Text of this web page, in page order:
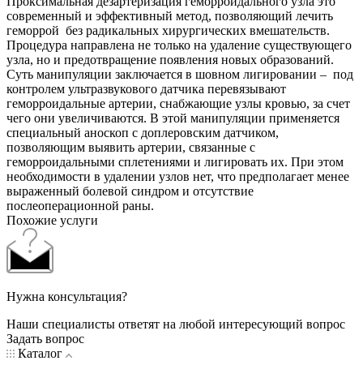
современный и эффективный метод, позволяющий лечить
геморрой без радикальных хирургических вмешательств.
Процедура направлена не только на удаление существующего
узла, но и предотвращение появления новых образований.
Суть манипуляции заключается в шовном лигировании – под
контролем ультразвукового датчика перевязывают
геморроидальные артерии, снабжающие узлы кровью, за счет
чего они увеличиваются. В этой манипуляции применяется
специальный аноскоп с доплеровским датчиком,
позволяющим выявить артерии, связанные с
геморроидальными сплетениями и лигировать их. При этом
необходимости в удалении узлов нет, что предполагает менее
выраженный болевой синдром и отсутствие
послеоперационной раны.
Похожие услуги
Нужна консультация?
Наши специалисты ответят на любой интересующий вопрос
Задать вопрос
Каталог